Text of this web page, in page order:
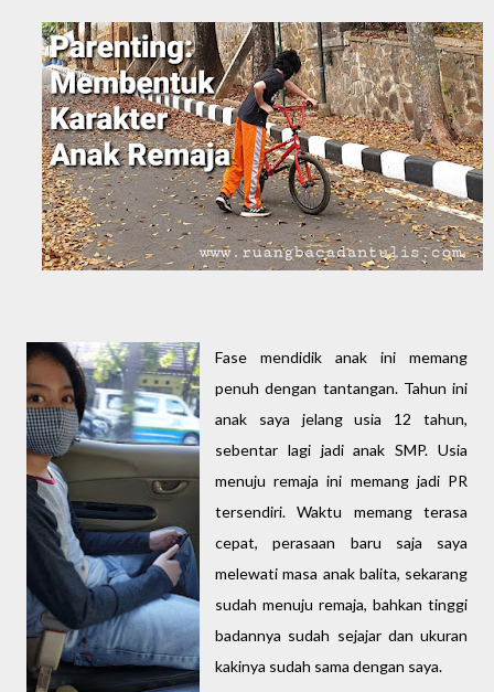
Fase mendidik anak ini memang
penuh dengan tantangan. Tahun ini
anak saya jelang usia 12 tahun,
sebentar lagi jadi anak SMP. Usia
menuju remaja ini memang jadi PR
tersendiri. Waktu memang terasa
cepat, perasaan baru saja saya
melewati masa anak balita, sekarang
sudah menuju remaja, bahkan tinggi
badannya sudah sejajar dan ukuran
kakinya sudah sama dengan saya.